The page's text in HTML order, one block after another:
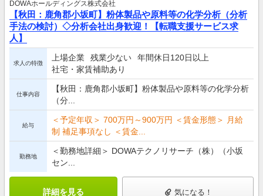
DOWAホールディングス株式会社
【秋田：鹿角郡小坂町】粉体製品や原料等の化学分析（分析
手法の検討）◇分析会社出身歓迎！【転職支援サービス求
人】
求人の特徴
上場企業 残業少ない
年間休日120日以上
社宅・家賃補助あり
仕事内容
【秋田：鹿角郡小坂町】粉体製品や原料等の化学分析
（分...
給与
＜予定年収＞ 700万円～900万円 ＜賃金形態＞ 月給
制 補足事項なし ＜賃金...
勤務地
＜勤務地詳細＞ DOWAテクノリサーチ（株）（小坂
セン...
詳細を見る 気になる！